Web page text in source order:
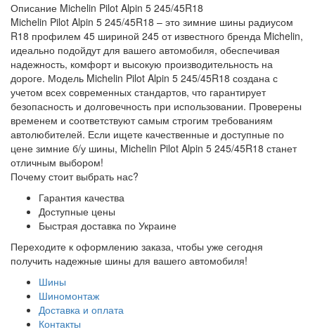
Описание Michelin Pilot Alpin 5 245/45R18
Michelin Pilot Alpin 5 245/45R18 – это зимние шины радиусом
R18 профилем 45 шириной 245 от известного бренда Michelin,
идеально подойдут для вашего автомобиля, обеспечивая
надежность, комфорт и высокую производительность на
дороге. Модель Michelin Pilot Alpin 5 245/45R18 создана с
учетом всех современных стандартов, что гарантирует
безопасность и долговечность при использовании. Проверены
временем и соответствуют самым строгим требованиям
автолюбителей. Если ищете качественные и доступные по
цене зимние б/у шины, Michelin Pilot Alpin 5 245/45R18 станет
отличным выбором!
Почему стоит выбрать нас?
Гарантия качества
Доступные цены
Быстрая доставка по Украине
Переходите к оформлению заказа, чтобы уже сегодня
получить надежные шины для вашего автомобиля!
Шины
Шиномонтаж
Доставка и оплата
Контакты